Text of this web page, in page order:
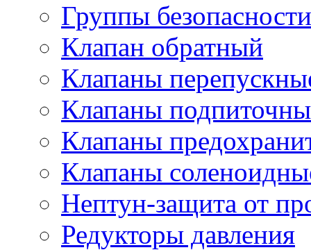
Группы безопасности
Клапан обратный
Клапаны
Клапаны
Клапаны
Клапаны
Нептун-защита от
Редукторы давления